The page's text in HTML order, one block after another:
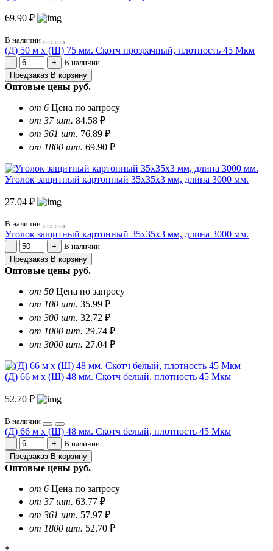
69.90 ₽
В наличии
(Д) 50 м х (Ш) 75 мм. Скотч прозрачный, плотность 45 Мкм
В наличии
Предзаказ В корзину
Оптовые цены руб.
от 6 Цена по запросу
от 37 шт. 84.58 ₽
от 361 шт. 76.89 ₽
от 1800 шт. 69.90 ₽
Уголок защитный картонный 35х35х3 мм, длина 3000 мм.
27.04 ₽
В наличии
Уголок защитный картонный 35х35х3 мм, длина 3000 мм.
В наличии
Предзаказ В корзину
Оптовые цены руб.
от 50 Цена по запросу
от 100 шт. 35.99 ₽
от 300 шт. 32.72 ₽
от 1000 шт. 29.74 ₽
от 3000 шт. 27.04 ₽
(Д) 66 м х (Ш) 48 мм. Скотч белый, плотность 45 Мкм
52.70 ₽
В наличии
(Д) 66 м х (Ш) 48 мм. Скотч белый, плотность 45 Мкм
В наличии
Предзаказ В корзину
Оптовые цены руб.
от 6 Цена по запросу
от 37 шт. 63.77 ₽
от 361 шт. 57.97 ₽
от 1800 шт. 52.70 ₽